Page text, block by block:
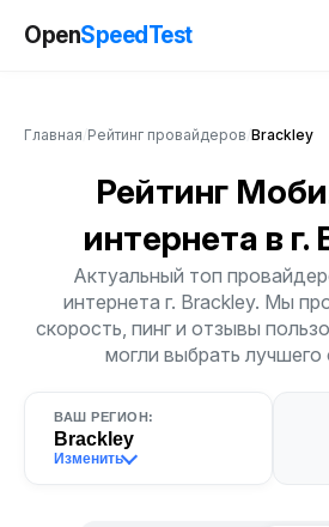
OpenSpeedTest
Главная Рейтинг провайдеров Brackley
Рейтинг
интернета в г.
Актуальный топ
интернета г. Brackley. Мы
скорость, пинг и отзывы
могли выбрать лучшего
ВАШ РЕГИОН:
Brackley
Изменить